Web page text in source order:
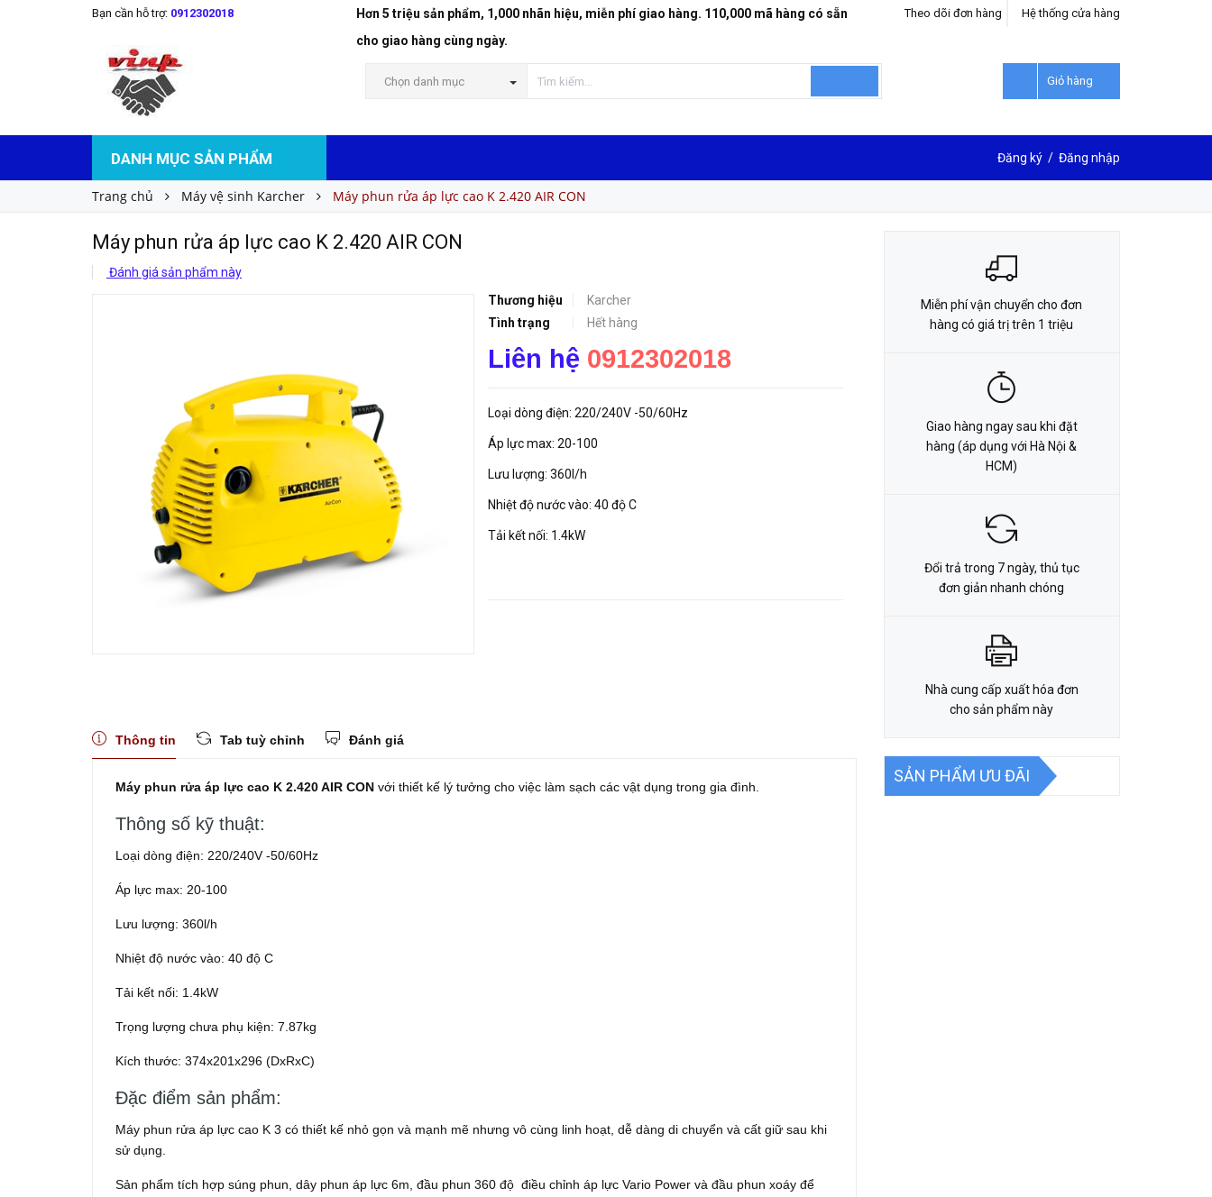
Bạn cần hỗ trợ: 0912302018
Hơn 5 triệu sản phẩm, 1,000 nhãn hiệu, miễn phí giao hàng. 110,000 mã hàng có sẵn
cho giao hàng cùng ngày.
Hệ thống cửa hàng
Theo dõi đơn hàng
Chọn danh mục Giỏ hàng
DANH MỤC SẢN PHẨM Đăng ký / Đăng nhập
Trang chủ Máy vệ sinh Karcher Máy phun rửa áp lực cao K 2.420 AIR CON
Máy phun rửa áp lực cao K 2.420 AIR CON
Đánh giá sản phẩm này
Thương hiệu
Karcher
Tình trạng
Hết hàng
Liên hệ 0912302018
Loại dòng điện: 220/240V -50/60Hz
Áp lực max: 20-100
Lưu lượng: 360l/h
Nhiệt độ nước vào: 40 độ C
Tải kết nối: 1.4kW
Máy phun rửa áp lực cao K 2.420 AIR CON LIÊN HỆ ĐẶT HÀNG
Thông tin Tab tuỳ chỉnh Đánh giá
Máy phun rửa áp lực cao K 2.420 AIR CON với thiết kế lý tưởng cho việc làm sạch các vật dụng trong gia đình.
Thông số kỹ thuật:
Loại dòng điện: 220/240V -50/60Hz
Áp lực max: 20-100
Lưu lượng: 360l/h
Nhiệt độ nước vào: 40 độ C
Tải kết nối: 1.4kW
Trọng lượng chưa phụ kiện: 7.87kg
Kích thước: 374x201x296 (DxRxC)
Đặc điểm sản phẩm:
Máy phun rửa áp lực cao K 3 có thiết kế nhỏ gọn và mạnh mẽ nhưng vô cùng linh hoạt, dễ dàng di chuyển và cất giữ sau khi
sử dụng.
Sản phẩm tích hợp súng phun, dây phun áp lực 6m, đầu phun 360 độ điều chỉnh áp lực Vario Power và đầu phun xoáy để
Miễn phí vận chuyển cho đơn
hàng có giá trị trên 1 triệu
Giao hàng ngay sau khi đặt
hàng (áp dụng với Hà Nội &
HCM)
Đổi trả trong 7 ngày, thủ tục
đơn giản nhanh chóng
Nhà cung cấp xuất hóa đơn
cho sản phẩm này
SẢN PHẨM ƯU ĐÃI